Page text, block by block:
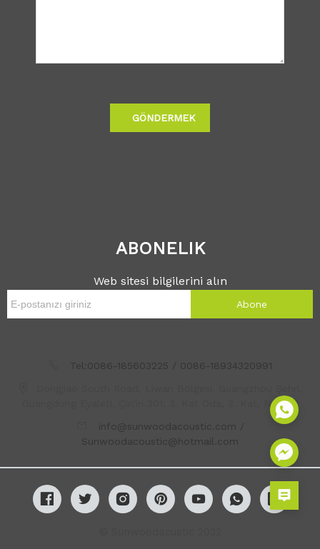
GÖNDERMEK
ABONELIK
Web sitesi bilgilerini alın
Abone
Tel:0086-185603225 / 0086-18934320991
Guangdong Eyaleti, Çin'in 301, 3. Kat Oda, 3. Kat, No. 123
info@sunwoodacoustic.com /
Sunwoodacoustic@hotmail.com